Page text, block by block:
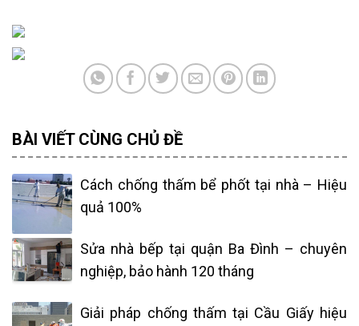
BÀI VIẾT CÙNG CHỦ ĐỀ
Cách chống thấm bể phốt tại nhà – Hiệu
quả 100%
Sửa nhà bếp tại quận Ba Đình – chuyên
nghiệp, bảo hành 120 tháng
Giải pháp chống thấm tại Cầu Giấy hiệu